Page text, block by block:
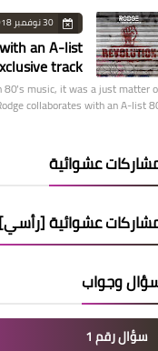
30 نوفمبر 2018
an A-list
track!
music, it was a just matter
collaborates with an A-list
عشوائية
عشوائية [رأسي]
وجواب
سؤال رقم 1